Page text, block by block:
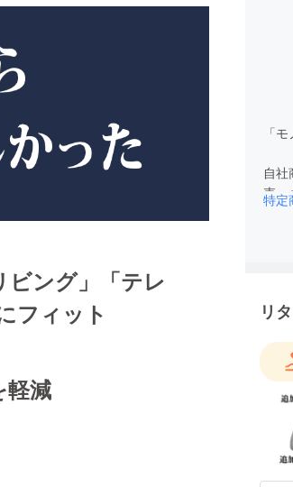
ビング」「テレ
フィット
軽減
「
自
売、
笑
貢
様の
開拓
りま
常
よ
特定
リ